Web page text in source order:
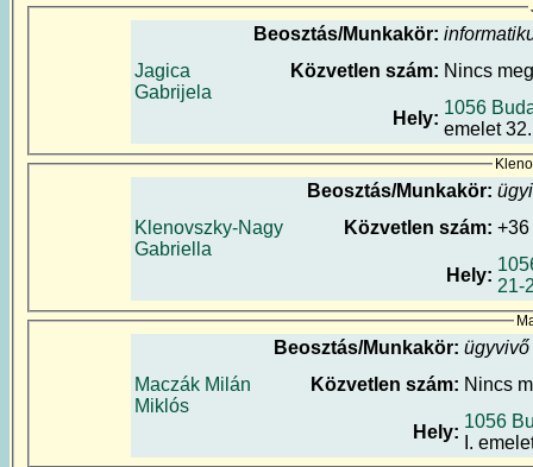
Jagica
Gabrijela
Beosztás/Munkakör:
Közvetlen szám: Nincs
Hely:
1056
emelet 32.
Klenovszky-Nagy
Gabriella
Beosztás/Munkakör:
Közvetlen szám: +36
Hely:
21-
Maczák Milán
Miklós
Beosztás/Munkakör: ügyvivő
Közvetlen szám: Nincs
Hely:
1056
I.